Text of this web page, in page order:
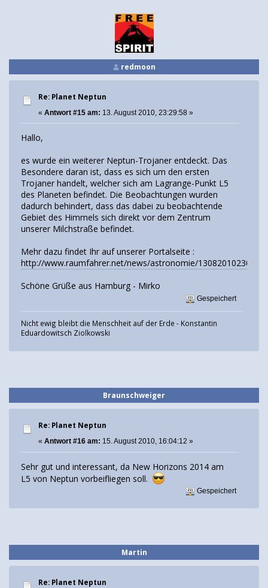
redmoon
Re: Planet Neptun
« Antwort #15 am: 13. August 2010, 23:29:58 »
Hallo,
es wurde ein weiterer Neptun-Trojaner entdeckt. Das
Besondere daran ist, dass es sich um den ersten
Trojaner handelt, welcher sich am Lagrange-Punkt L5
des Planeten befindet. Die Beobachtungen wurden
dadurch behindert, dass das dabei zu beobachtende
Gebiet des Himmels sich direkt vor dem Zentrum
unserer Milchstraße befindet.
Mehr dazu findet Ihr auf unserer Portalseite :
http://www.raumfahrer.net/news/astronomie/
Schöne Grüße aus Hamburg - Mirko
Gespeichert
Nicht ewig bleibt die Menschheit auf der Erde - Konstantin
Eduardowitsch Ziolkowski
Braunschweiger
Re: Planet Neptun
« Antwort #16 am: 15. August 2010, 16:04:12 »
Sehr gut und interessant, da New Horizons 2014 am
L5 von Neptun vorbeifliegen soll.
Gespeichert
Martin
Re: Planet Neptun